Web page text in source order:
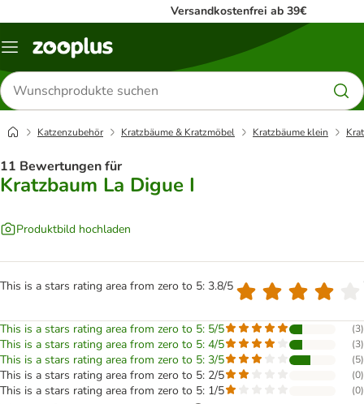
Versandkostenfrei ab 39€
Menü
Produkte
suchen
Katzenzubehör Kratzbäume & Kratzmöbel Kratzbäume klein
11 Bewertungen für
Kratzbaum La Digue I
Produktbild hochladen
This is a stars rating area from zero to 5: 3.8/5
This is a stars rating area from zero to 5: 5/5 (3)
This is a stars rating area from zero to 5: 4/5 (3)
This is a stars rating area from zero to 5: 3/5 (5)
This is a stars rating area from zero to 5: 2/5 (0)
This is a stars rating area from zero to 5: 1/5 (0)